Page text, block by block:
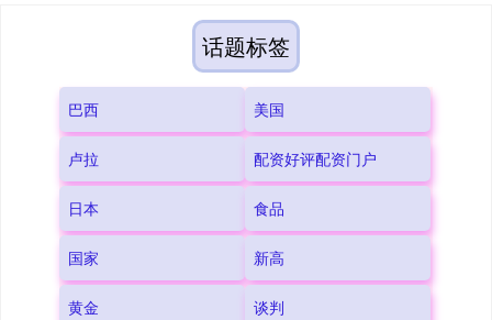
话题标签
巴西 美国
卢拉 配资好评配资门户
日本 食品
国家 新高
黄金 谈判